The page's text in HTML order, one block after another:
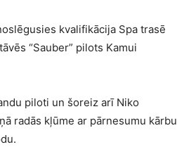
kvalifikācija Spa trasē
“Sauber” pilots Kamui
piloti un šoreiz arī Niko
radās kļūme ar pārnesumu kārbu